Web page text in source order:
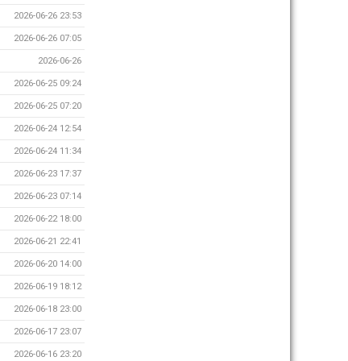
2026-06-26 23:53
2026-06-26 07:05
2026-06-26
2026-06-25 09:24
2026-06-25 07:20
2026-06-24 12:54
2026-06-24 11:34
2026-06-23 17:37
2026-06-23 07:14
2026-06-22 18:00
2026-06-21 22:41
2026-06-20 14:00
2026-06-19 18:12
2026-06-18 23:00
2026-06-17 23:07
2026-06-16 23:20